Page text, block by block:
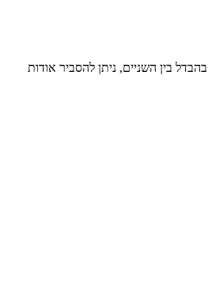
בין השניים, ניתן להסביר אודות